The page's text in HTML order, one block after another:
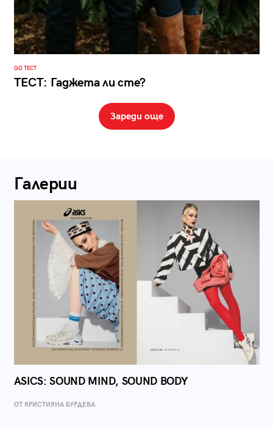
GO ТЕСТ
ТЕСТ: Гаджета ли сте?
Зареди още
Галерии
ASICS: SOUND MIND, SOUND BODY
ОТ КРИСТИЯНА БУРДЕВА